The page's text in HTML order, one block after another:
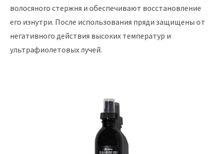
волосяного стержня и обеспечивают восстановление
его изнутри. После использования пряди защищены от
негативного действия высоких температур и
ультрафиолетовых лучей.